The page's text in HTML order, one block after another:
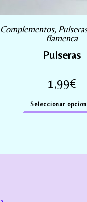
Complementos,
flamenca
Pulseras
1,99€
Seleccionar